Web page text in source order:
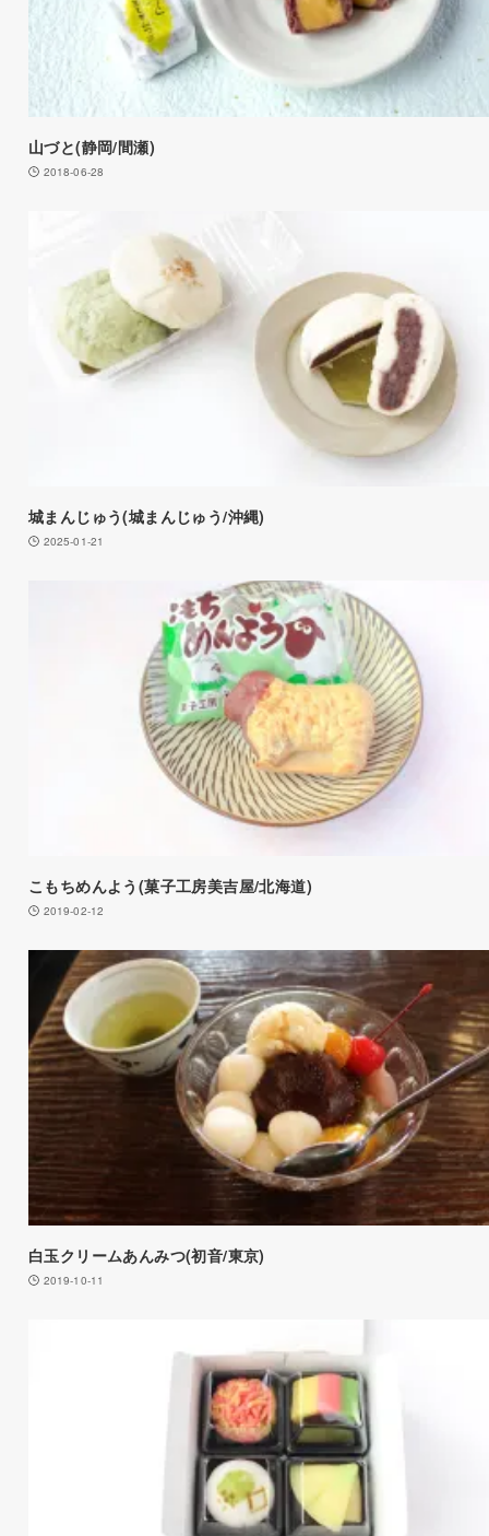
山づと(静岡/間瀬)
2018-06-28
城まんじゅう(城まんじゅう/沖縄)
2025-01-21
こもちめんよう(菓子工房美吉屋/北海道)
2019-02-12
白玉クリームあんみつ(初音/東京)
2019-10-11